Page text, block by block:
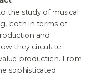
the study of musical
both in terms of
and
they circulate
production. From
sophisticated